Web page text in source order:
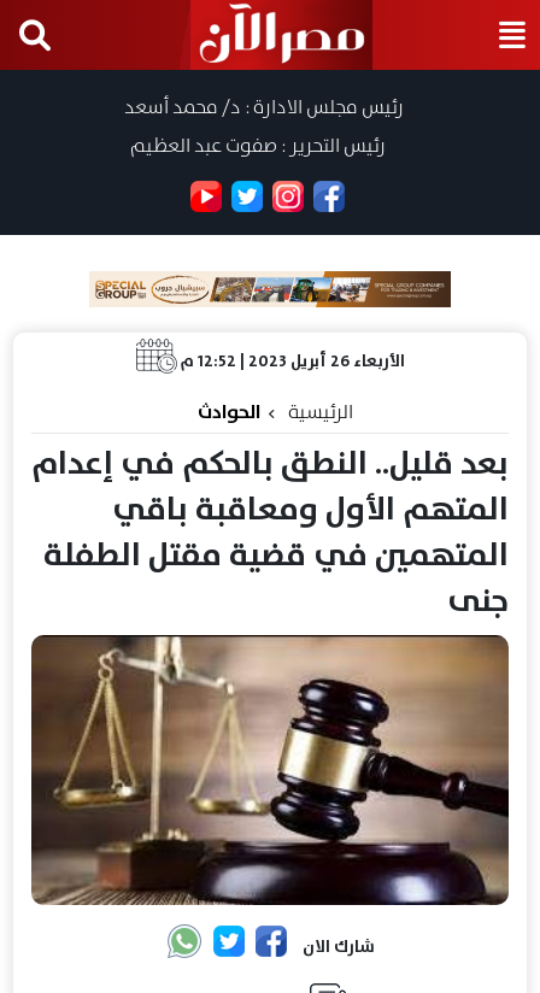
رئيس مجلس الادارة : د/ محمد أسعد
رئيس التحرير : صفوت عبد العظيم
الأربعاء 26 أبريل 2023 | 12:52 م
الرئيسية الحوادث
بعد قليل.. النطق بالحكم في إعدام
المتهم الأول ومعاقبة باقي
المتهمين في قضية مقتل الطفلة
جنى
شارك الان